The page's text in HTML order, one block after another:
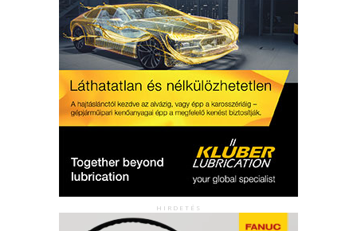
HIRDETÉS